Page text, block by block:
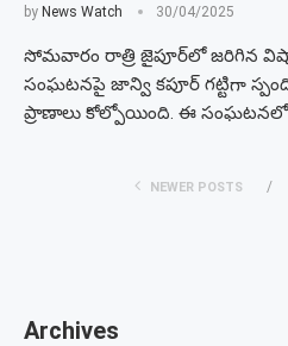
by News Watch 30/04/2025
సోమవారం రాత్రి జైపూర్‌లో జరిగిన
సంఘటనపై జాన్వి కపూర్ గట్టిగా
ప్రాణాలు కోల్పోయింది. ఈ సంఘటనలో
NEWER POSTS
Archives